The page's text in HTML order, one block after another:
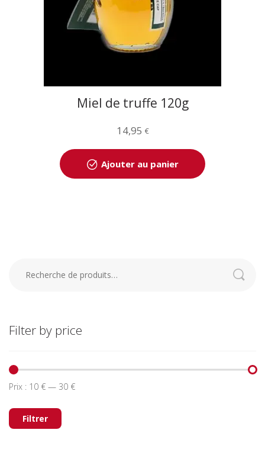
Miel de truffe 120g
14,95 €
Ajouter au panier
Recherche
Filter by price
min
maxFiltrer
Prix : 10 € — 30 €